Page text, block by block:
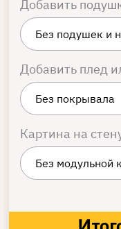
Добавить
Добавить плед
Картина на